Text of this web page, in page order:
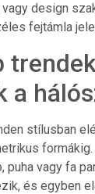
design
fejtámla
a
stílusban
vagy fa
és egyben